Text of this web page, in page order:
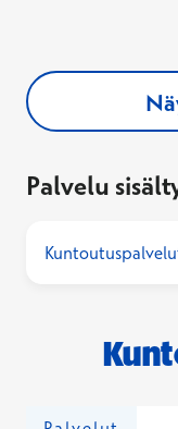
Palvelu